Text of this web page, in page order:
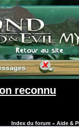
reconnu
Index du forum» Aide &